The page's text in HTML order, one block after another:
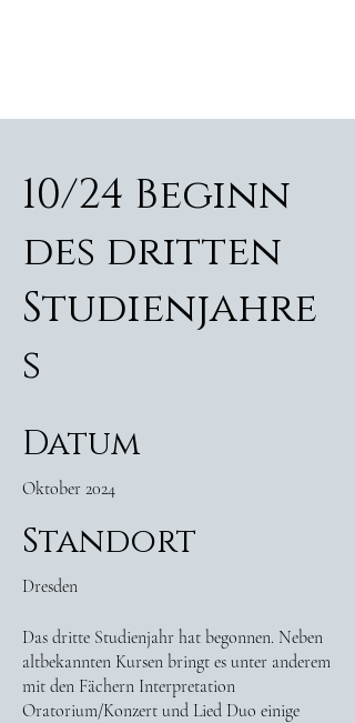
10/24 Beginn
des dritten
Studienjahre
s
Datum
Oktober 2024
Standort
Dresden
Das dritte Studienjahr hat begonnen. Neben
altbekannten Kursen bringt es unter anderem
mit den Fächern Interpretation
Oratorium/Konzert und Lied Duo einige